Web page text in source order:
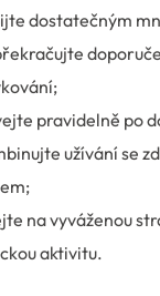
dostatečným
pravidelně po
užívání se
na vyváženou
aktivitu.